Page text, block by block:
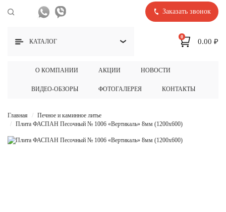
Заказать звонок
КАТАЛОГ
О КОМПАНИИ АКЦИИ НОВОСТИ
ВИДЕО-ОБЗОРЫ ФОТОГАЛЕРЕЯ КОНТАКТЫ
0
0.00 ₽
Главная
Печное и каминное литье
Плита ФАСПАН Песочный № 1006 «Вертикаль» 8мм (1200х600)